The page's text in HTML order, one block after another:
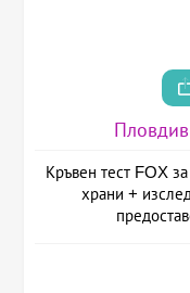
Пловдив
Кръвен тест FOX
храни +